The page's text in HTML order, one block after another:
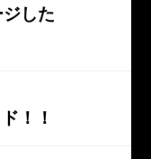
した
！！